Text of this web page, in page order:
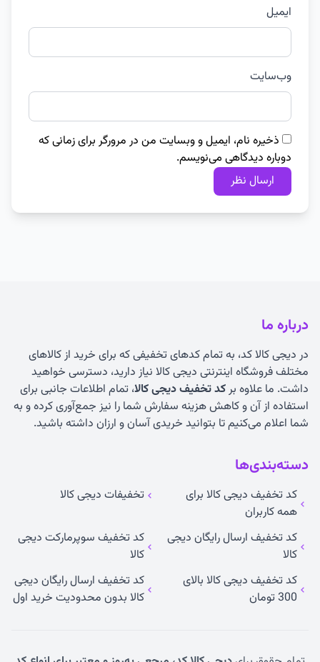
ایمیل
وب‌سایت
ذخیره نام، ایمیل و وبسایت من در مرورگر برای زمانی که
دوباره دیدگاهی می‌نویسم.
درباره ما
در دیجی کالا کد، به تمام کدهای تخفیفی که برای خرید از کالاهای
مختلف فروشگاه اینترنتی دیجی کالا نیاز دارید، دسترسی خواهید
داشت. ما علاوه برکد تخفیف دیجی کالا، تمام اطلاعات جانبی برای
استفاده از آن و کاهش هزینه سفارش شما را نیز جمع‌آوری کرده و به
شما اعلام می‌کنیم تا بتوانید خریدی آسان و ارزان داشته باشید.
دسته‌بندی‌ها
کد تخفیف دیجی کالا برای
همه کاربران
تخفیفات دیجی کالا
کد تخفیف ارسال رایگان دیجی
کالا
کد تخفیف سوپرمارکت دیجی
کالا
کد تخفیف دیجی کالا بالای
300 تومان
کد تخفیف ارسال رایگان دیجی
کالا بدون محدودیت خرید اول